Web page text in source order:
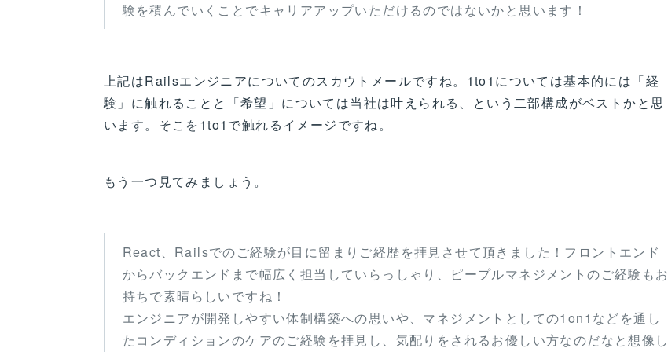
験を積んでいくことでキャリアアップいただけるのではないかと思います！
上記はRailsエンジニアについてのスカウトメールですね。1to1については基本的には「経
験」に触れることと「希望」については当社は叶えられる、という二部構成がベストかと思
います。そこを1to1で触れるイメージですね。
もう一つ見てみましょう。
React、Railsでのご経験が目に留まりご経歴を拝見させて頂きました！フロントエンド
からバックエンドまで幅広く担当していらっしゃり、ピープルマネジメントのご経験もお
持ちで素晴らしいですね！
エンジニアが開発しやすい体制構築への思いや、マネジメントとしての1on1などを通し
たコンディションのケアのご経験を拝見し、気配りをされるお優しい方なのだなと想像し